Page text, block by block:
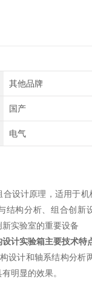
其他品牌
国产
电气
合设计原理，适用于
结构分析、组合创新
实验室的重要设备
设计实验箱主要技术特
设计和轴系结构分析
明显的效果。